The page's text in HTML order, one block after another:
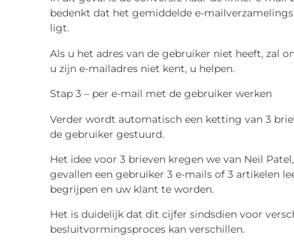
bedenkt dat het gemiddelde e-
ligt.
Als u het adres van de gebruiker niet heeft, zal
u zijn e-mailadres niet kent, u helpen.
Stap 3 – per e-mail met de gebruiker werken
Verder wordt automatisch een ketting van 3
de gebruiker gestuurd.
Het idee voor 3 brieven kregen we van Neil
gevallen een gebruiker 3 e-mails of 3 artikelen
begrijpen en uw klant te worden.
Het is duidelijk dat dit cijfer sindsdien voor
besluitvormingsproces kan verschillen.